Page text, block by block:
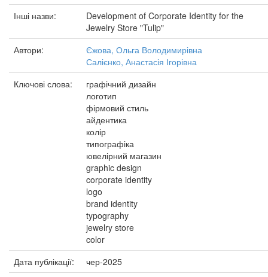
Інші назви:
Development of Corporate Identity for the
Jewelry Store "Tulip"
Автори:
Єжова, Ольга Володимирівна
Салієнко, Анастасія Ігорівна
Ключові слова:
графічний дизайн
логотип
фірмовий стиль
айдентика
колір
типографіка
ювелірний магазин
graphic design
corporate identity
logo
brand identity
typography
jewelry store
color
Дата публікації:
чер-2025